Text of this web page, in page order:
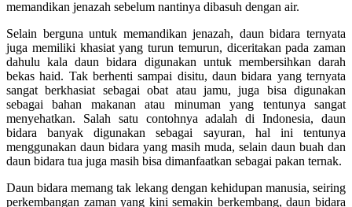
memandikan jenazah sebelum nantinya dibasuh dengan air.
Selain berguna untuk memandikan jenazah, daun bidara ternyata
juga memiliki khasiat yang turun temurun, diceritakan pada zaman
dahulu kala daun bidara digunakan untuk membersihkan darah
bekas haid. Tak berhenti sampai disitu, daun bidara yang ternyata
sangat berkhasiat sebagai obat atau jamu, juga bisa digunakan
sebagai bahan makanan atau minuman yang tentunya sangat
menyehatkan. Salah satu contohnya adalah di Indonesia, daun
bidara banyak digunakan sebagai sayuran, hal ini tentunya
menggunakan daun bidara yang masih muda, selain daun buah dan
daun bidara tua juga masih bisa dimanfaatkan sebagai pakan ternak.
Daun bidara memang tak lekang dengan kehidupan manusia, seiring
perkembangan zaman yang kini semakin berkembang, daun bidara